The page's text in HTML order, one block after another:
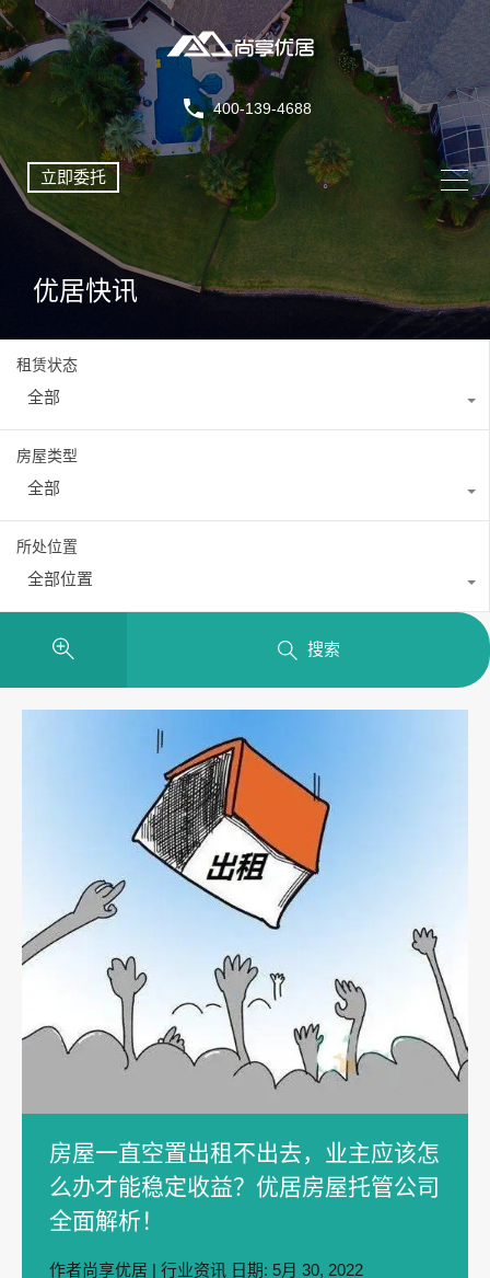
400-139-4688
立即委托
优居快讯
租赁状态
全部
房屋类型
全部
所处位置
全部位置
搜索
房屋一直空置出租不出去，业主应该怎
么办才能稳定收益？优居房屋托管公司
全面解析！
作者尚享优居 | 行业资讯 日期: 5月 30, 2022